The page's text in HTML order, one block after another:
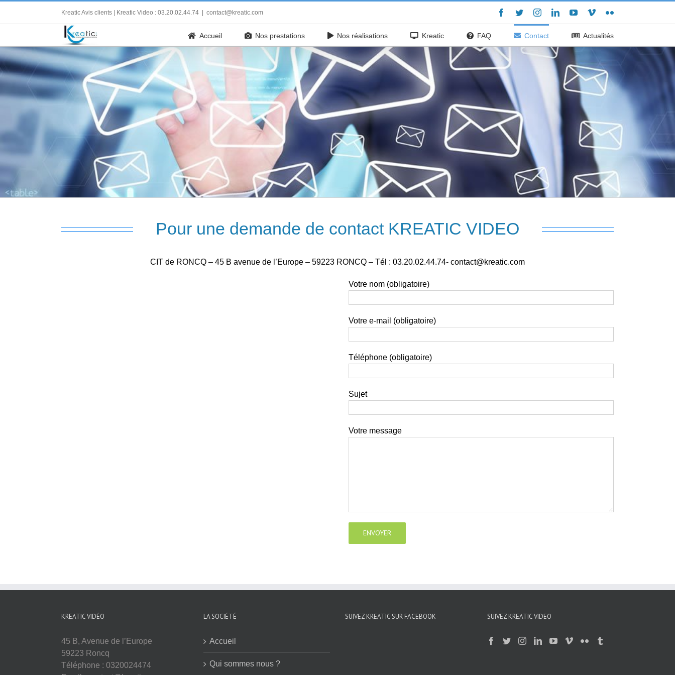
Kreatic Avis clients | Kreatic Video : 03.20.02.44.74 contact@kreatic.com Facebook
TwitterInstagramLinkedInYouTube
VimeoFlickr
Accueil Nos prestations Nos réalisations Kreatic FAQ Contact Actualités
Pour une demande de contact KREATIC VIDEO
CIT de RONCQ – 45 B avenue de l’Europe – 59223 RONCQ – Tél : 03.20.02.44.74- contact@kreatic.com
Votre nom (obligatoire)
Votre e-mail (obligatoire)
Téléphone (obligatoire)
Sujet
Votre message
KREATIC VIDÉO
45 B, Avenue de l’Europe
59223 Roncq
Téléphone : 0320024474
LA SOCIÉTÉ
Accueil
Qui sommes nous ?
SUIVEZ KREATIC SUR FACEBOOK SUIVEZ KREATIC VIDEO